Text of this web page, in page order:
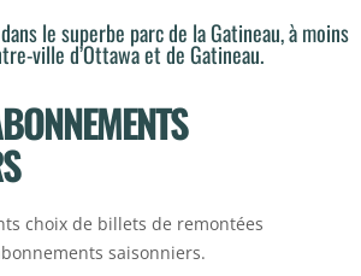
le superbe parc de la Gatineau, à moins
ville d’Ottawa et de Gatineau.
choix de billets de remontées
saisonniers.